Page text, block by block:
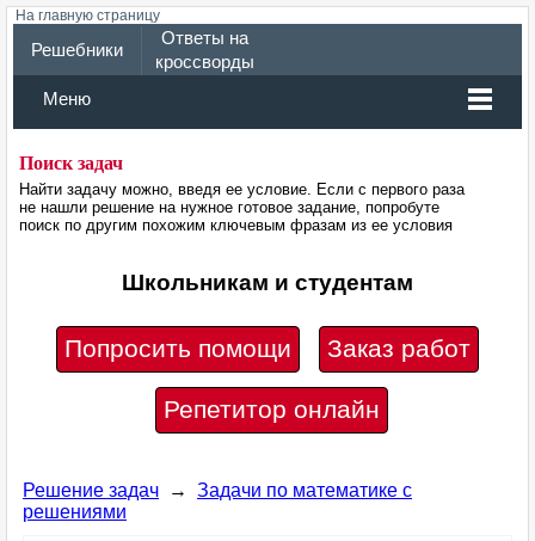
На главную страницу
Решебники
Ответы на
кроссворды
Меню
Поиск задач
Найти задачу можно, введя ее условие. Если с первого раза
не нашли решение на нужное готовое задание, попробуте
поиск по другим похожим ключевым фразам из ее условия
Школьникам и студентам
Попросить помощи Заказ работ
Репетитор онлайн
Решение задач → Задачи по математике с
решениями